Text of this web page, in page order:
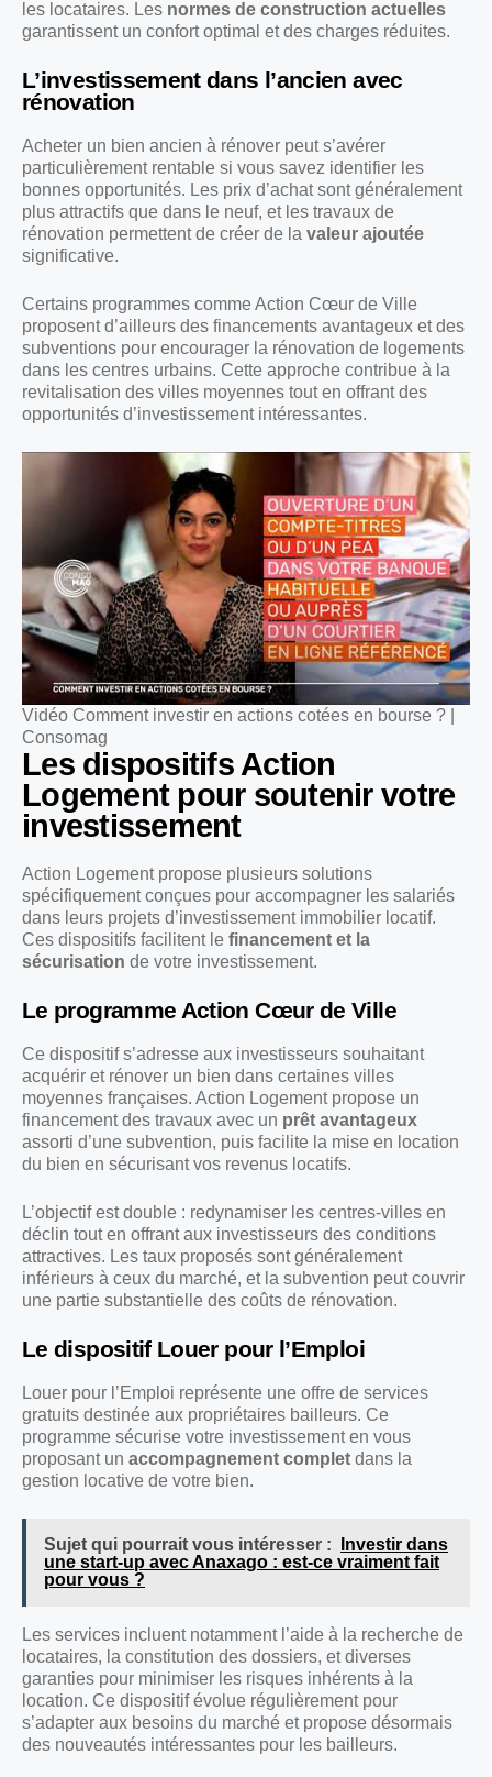
les locataires. Les normes de construction actuelles
garantissent un confort optimal et des charges réduites.
L’investissement dans l’ancien avec
rénovation
Acheter un bien ancien à rénover peut s’avérer
particulièrement rentable si vous savez identifier les
bonnes opportunités. Les prix d’achat sont généralement
plus attractifs que dans le neuf, et les travaux de
rénovation permettent de créer de la valeur ajoutée
significative.
Certains programmes comme Action Cœur de Ville
proposent d’ailleurs des financements avantageux et des
subventions pour encourager la rénovation de logements
dans les centres urbains. Cette approche contribue à la
revitalisation des villes moyennes tout en offrant des
opportunités d’investissement intéressantes.
Vidéo Comment investir en actions cotées en bourse ? |
Consomag
Les dispositifs Action
Logement pour soutenir votre
investissement
Action Logement propose plusieurs solutions
spécifiquement conçues pour accompagner les salariés
dans leurs projets d’investissement immobilier locatif.
Ces dispositifs facilitent le financement et la
sécurisation de votre investissement.
Le programme Action Cœur de Ville
Ce dispositif s’adresse aux investisseurs souhaitant
acquérir et rénover un bien dans certaines villes
moyennes françaises. Action Logement propose un
financement des travaux avec un prêt avantageux
assorti d’une subvention, puis facilite la mise en location
du bien en sécurisant vos revenus locatifs.
L’objectif est double : redynamiser les centres-villes en
déclin tout en offrant aux investisseurs des conditions
attractives. Les taux proposés sont généralement
inférieurs à ceux du marché, et la subvention peut couvrir
une partie substantielle des coûts de rénovation.
Le dispositif Louer pour l’Emploi
Louer pour l’Emploi représente une offre de services
gratuits destinée aux propriétaires bailleurs. Ce
programme sécurise votre investissement en vous
proposant un accompagnement complet dans la
gestion locative de votre bien.
Sujet qui pourrait vous intéresser :
Investir dans
une start-up avec Anaxago : est-ce vraiment fait
pour vous ?
Les services incluent notamment l’aide à la recherche de
locataires, la constitution des dossiers, et diverses
garanties pour minimiser les risques inhérents à la
location. Ce dispositif évolue régulièrement pour
s’adapter aux besoins du marché et propose désormais
des nouveautés intéressantes pour les bailleurs.